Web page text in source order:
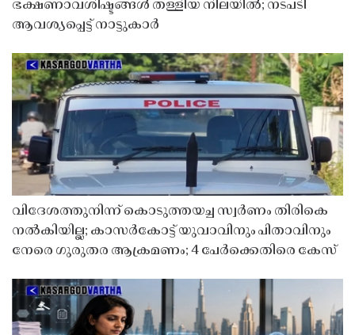
ഭക്ഷണാവശിഷ്ടങ്ങൾ തള്ളിയ നിലയിൽ; നടപടി
ആവശ്യപ്പെട്ട് നാട്ടുകാർ
വിദേശത്തുനിന്ന് കൊടുത്തയച്ച സ്വർണം തിരികെ
നൽകിയില്ല; കാസർകോട്ട് യുവാവിനും പിതാവിനും
നേരെ ഗുരുതര ആക്രമണം; 4 പേർക്കെതിരെ കേസ്